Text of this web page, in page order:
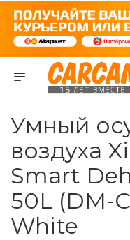
Умный
воздуха
Smart
50L (DM-
White